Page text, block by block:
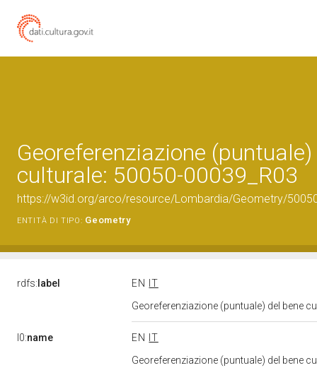
Georeferenziazione
culturale: 50050-00039_R03
https://w3id.org/arco/resource/Lombardia/Geometry/
ENTITÀ DI TIPO: Geometry
rdfs: label EN
IT
Georeferenziazione (puntuale) del bene
l0:name EN
IT
Georeferenziazione (puntuale) del bene